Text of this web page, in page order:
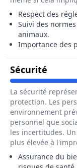
Respect des
Suivi des
animaux.
Importance des
Sécurité Pour
La sécurité
protection. Les
environnement
personnel que
les incertitudes.
plus élevée à
Assurance du